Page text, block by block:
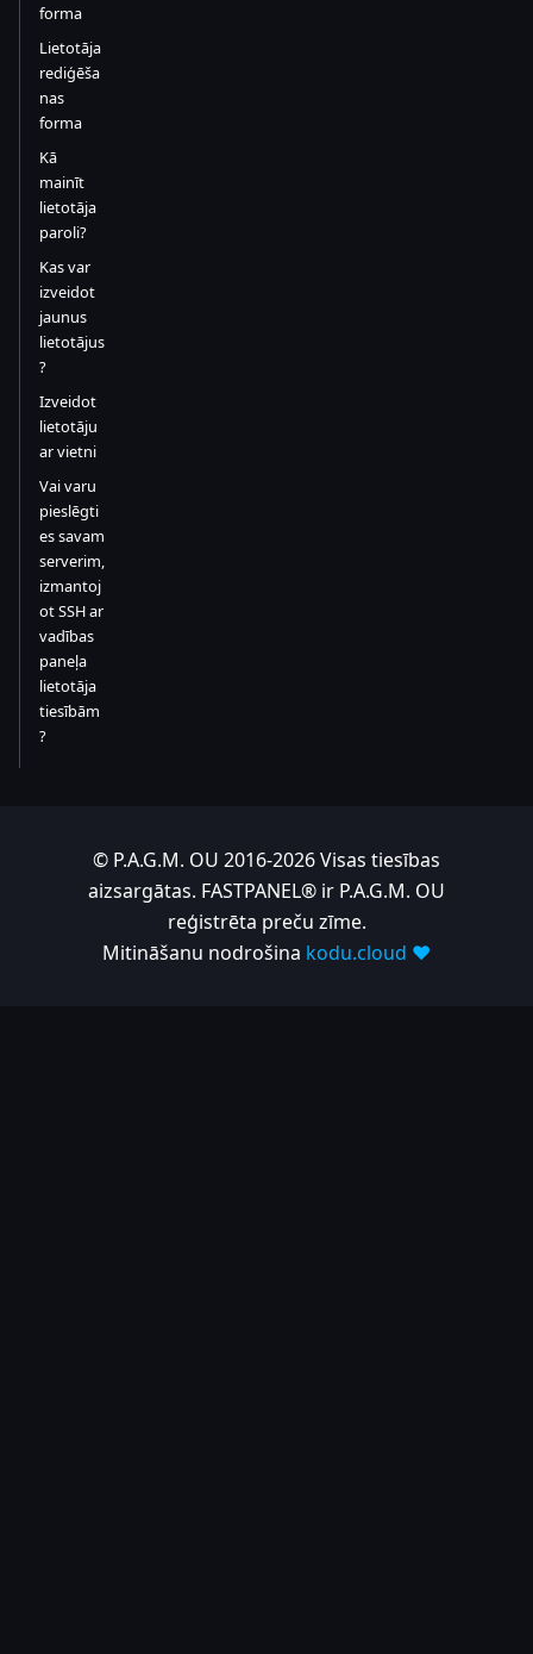
forma
Lietotāja
rediģēša
nas
forma
Kā
mainīt
lietotāja
paroli?
Kas var
izveidot
jaunus
lietotājus
?
Izveidot
lietotāju
ar vietni
Vai varu
pieslēgti
es savam
serverim,
izmantoj
ot SSH ar
vadības
paneļa
lietotāja
tiesībām
?
© P.A.G.M. OU 2016-2026 Visas tiesības
aizsargātas. FASTPANEL® ir P.A.G.M. OU
reģistrēta preču zīme.
Mitināšanu nodrošina kodu.cloud ❤️